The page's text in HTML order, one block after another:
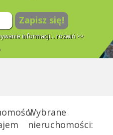
Zapisz się!
informacji... rozwiń >>
Wybrane
nieruchomości: